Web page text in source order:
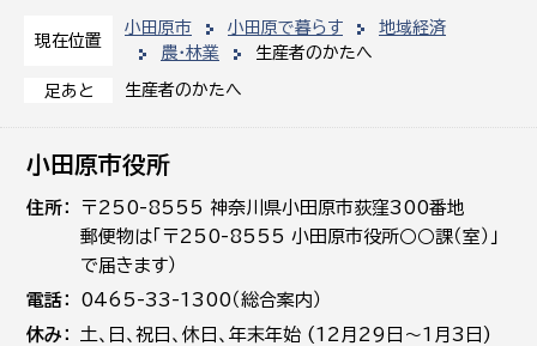
現在位置
小田原市 小田原で暮らす
地域経済
農・林業
生産者のかたへ
足あと 生産者のかたへ
小田原市役所
住所
〒250-8555 神奈川県小田原市荻窪300番地
郵便物は「〒250-8555 小田原市役所○○課（室）」
で届きます）
電話
0465-33-1300（総合案内）
休み
土､日､祝日、休日、年末年始 (12月29日～1月3日)